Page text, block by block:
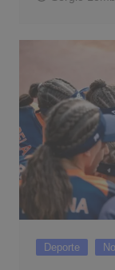
Deporte